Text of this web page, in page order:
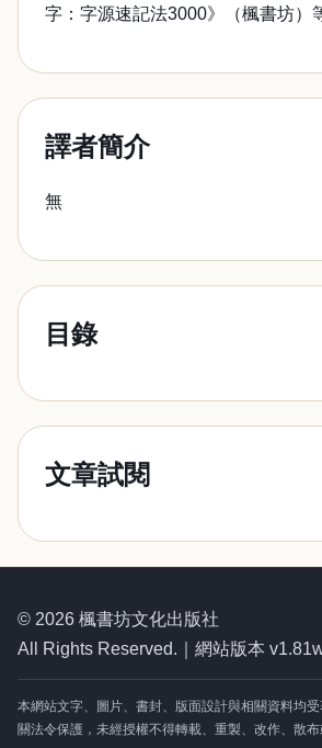
字：字源速記法3000》（楓書坊）
譯者簡介
無
目錄
文章試閱
© 2026 楓書坊文化出版社
All Rights Reserved.｜網站版本
本網站文字、圖片、書封、版面設計與相關資料均
關法令保護，未經授權不得轉載、重製、改作、散布